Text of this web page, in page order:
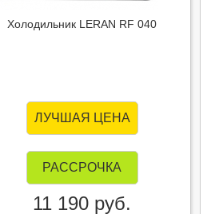
Холодильник LERAN RF 040
ЛУЧШАЯ ЦЕНА
РАССРОЧКА
11 190 руб.